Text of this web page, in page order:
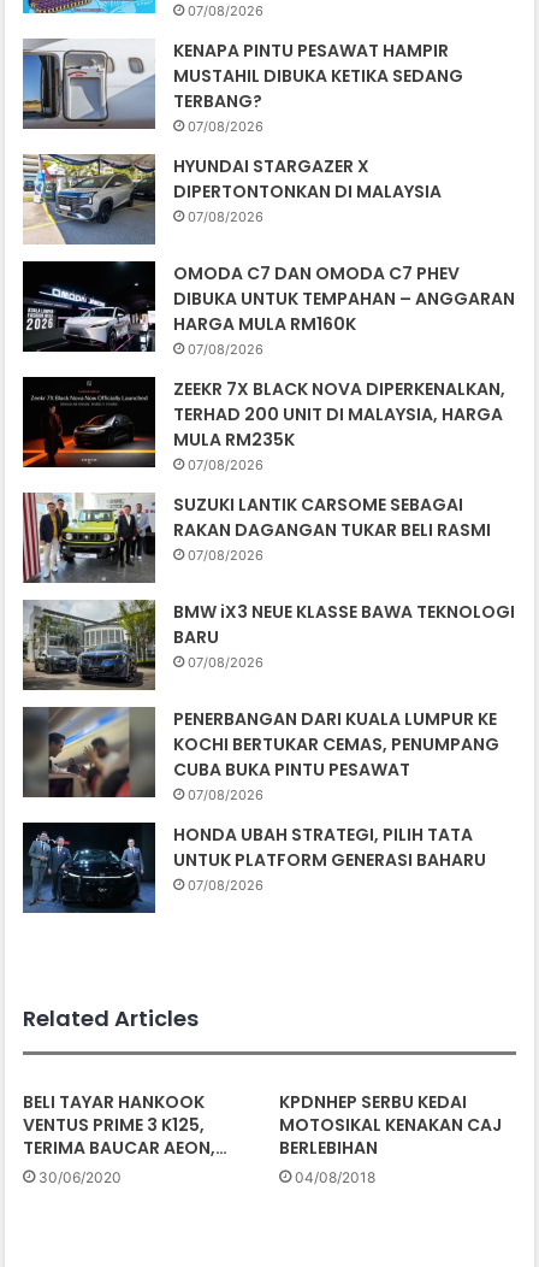
07/08/2026
KENAPA PINTU PESAWAT HAMPIR
MUSTAHIL DIBUKA KETIKA SEDANG
TERBANG?
07/08/2026
HYUNDAI STARGAZER X
DIPERTONTONKAN DI MALAYSIA
07/08/2026
OMODA C7 DAN OMODA C7 PHEV
DIBUKA UNTUK TEMPAHAN – ANGGARAN
HARGA MULA RM160K
07/08/2026
ZEEKR 7X BLACK NOVA DIPERKENALKAN,
TERHAD 200 UNIT DI MALAYSIA, HARGA
MULA RM235K
07/08/2026
SUZUKI LANTIK CARSOME SEBAGAI
RAKAN DAGANGAN TUKAR BELI RASMI
07/08/2026
BMW iX3 NEUE KLASSE BAWA TEKNOLOGI
BARU
07/08/2026
PENERBANGAN DARI KUALA LUMPUR KE
KOCHI BERTUKAR CEMAS, PENUMPANG
CUBA BUKA PINTU PESAWAT
07/08/2026
HONDA UBAH STRATEGI, PILIH TATA
UNTUK PLATFORM GENERASI BAHARU
07/08/2026
Related Articles
BELI TAYAR HANKOOK
VENTUS PRIME 3 K125,
TERIMA BAUCAR AEON,…
30/06/2020
KPDNHEP SERBU KEDAI
MOTOSIKAL KENAKAN CAJ
BERLEBIHAN
04/08/2018